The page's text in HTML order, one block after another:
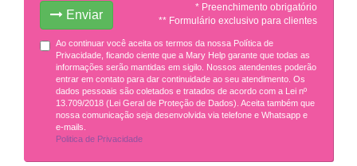
Enviar
* Preenchimento obrigatório
** Formulário exclusivo para clientes
Ao continuar você aceita os termos da nossa Política de
Privacidade, ficando ciente que a Mary Help garante que todas as
informações serão mantidas em sigilo. Nossos atendentes poderão
entrar em contato para dar continuidade ao seu atendimento. Os
dados pessoais são coletados e tratados de acordo com a Lei nº
13.709/2018 (Lei Geral de Proteção de Dados). Aceita também que
nossa comunicação seja desenvolvida via telefone e Whatsapp e
e-mails.
Politica de Privacidade